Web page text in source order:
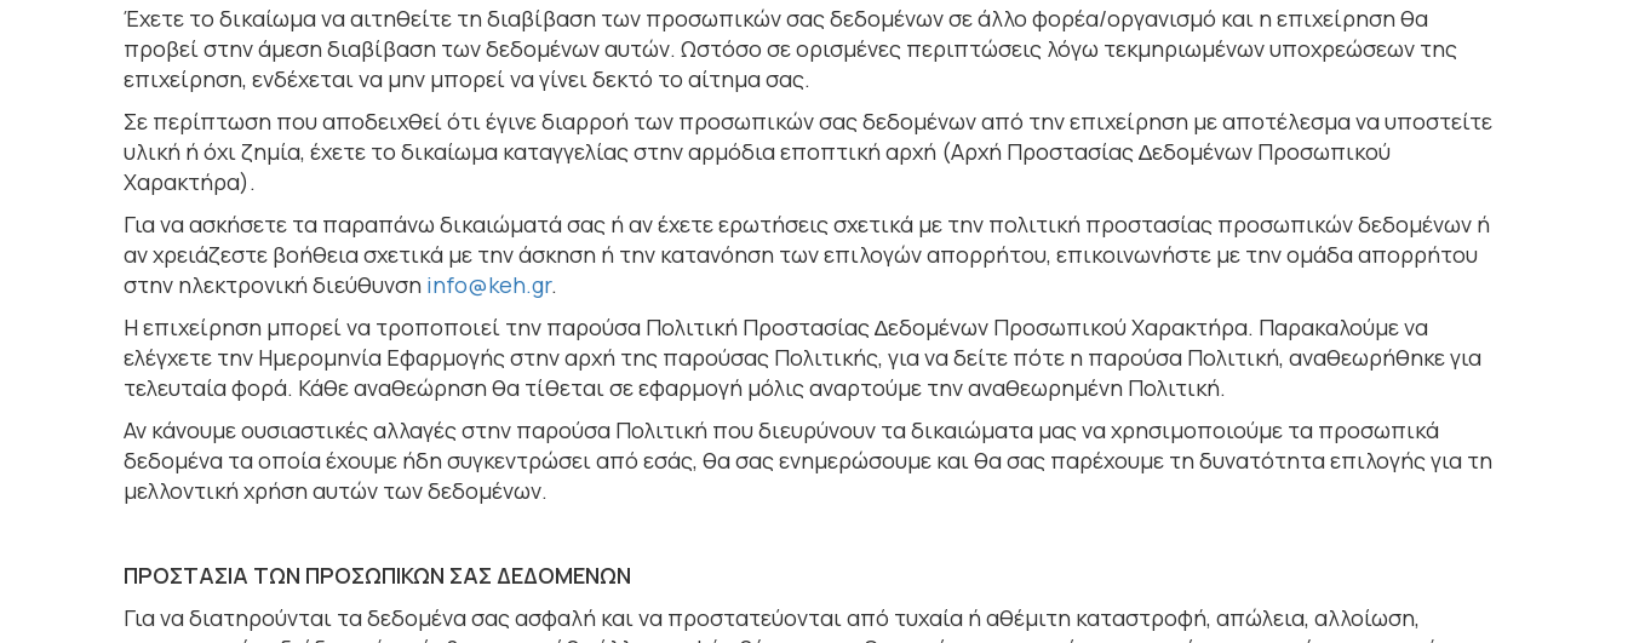
Έχετε το δικαίωµα να αιτηθείτε τη διαβίβαση των προσωπικών σας δεδοµένων σε άλλο φορέα/οργανισµό και η επιχείρηση θα
προβεί στην άµεση διαβίβαση των δεδοµένων αυτών. Ωστόσο σε ορισµένες περιπτώσεις λόγω τεκµηριωµένων υποχρεώσεων της
επιχείρηση, ενδέχεται να µην µπορεί να γίνει δεκτό το αίτηµα σας.
Σε περίπτωση που αποδειχθεί ότι έγινε διαρροή των προσωπικών σας δεδοµένων από την επιχείρηση µε αποτέλεσµα να υποστείτε
υλική ή όχι ζηµία, έχετε το δικαίωµα καταγγελίας στην αρµόδια εποπτική αρχή (Αρχή Προστασίας ∆εδοµένων Προσωπικού
Χαρακτήρα).
Για να ασκήσετε τα παραπάνω δικαιώµατά σας ή αν έχετε ερωτήσεις σχετικά µε την πολιτική προστασίας προσωπικών δεδοµένων ή
αν χρειάζεστε βοήθεια σχετικά µε την άσκηση ή την κατανόηση των επιλογών απορρήτου, επικοινωνήστε µε την οµάδα απορρήτου
στην ηλεκτρονική διεύθυνση info@keh.gr.
Η επιχείρηση µπορεί να τροποποιεί την παρούσα Πολιτική Προστασίας ∆εδοµένων Προσωπικού Χαρακτήρα. Παρακαλούµε να
ελέγχετε την Ηµεροµηνία Εφαρµογής στην αρχή της παρούσας Πολιτικής, για να δείτε πότε η παρούσα Πολιτική, αναθεωρήθηκε για
τελευταία φορά. Κάθε αναθεώρηση θα τίθεται σε εφαρµογή µόλις αναρτούµε την αναθεωρηµένη Πολιτική.
Αν κάνουµε ουσιαστικές αλλαγές στην παρούσα Πολιτική που διευρύνουν τα δικαιώµατα µας να χρησιµοποιούµε τα προσωπικά
δεδοµένα τα οποία έχουµε ήδη συγκεντρώσει από εσάς, θα σας ενηµερώσουµε και θα σας παρέχουµε τη δυνατότητα επιλογής για τη
µελλοντική χρήση αυτών των δεδοµένων.
ΠΡΟΣΤΑΣΙΑ ΤΩΝ ΠΡΟΣΩΠΙΚΩΝ ΣΑΣ ΔΕΔΟΜΕΝΩΝ
Για να διατηρούνται τα δεδομένα σας ασφαλή και να προστατεύονται από τυχαία ή αθέμιτη καταστροφή, απώλεια, αλλοίωση,